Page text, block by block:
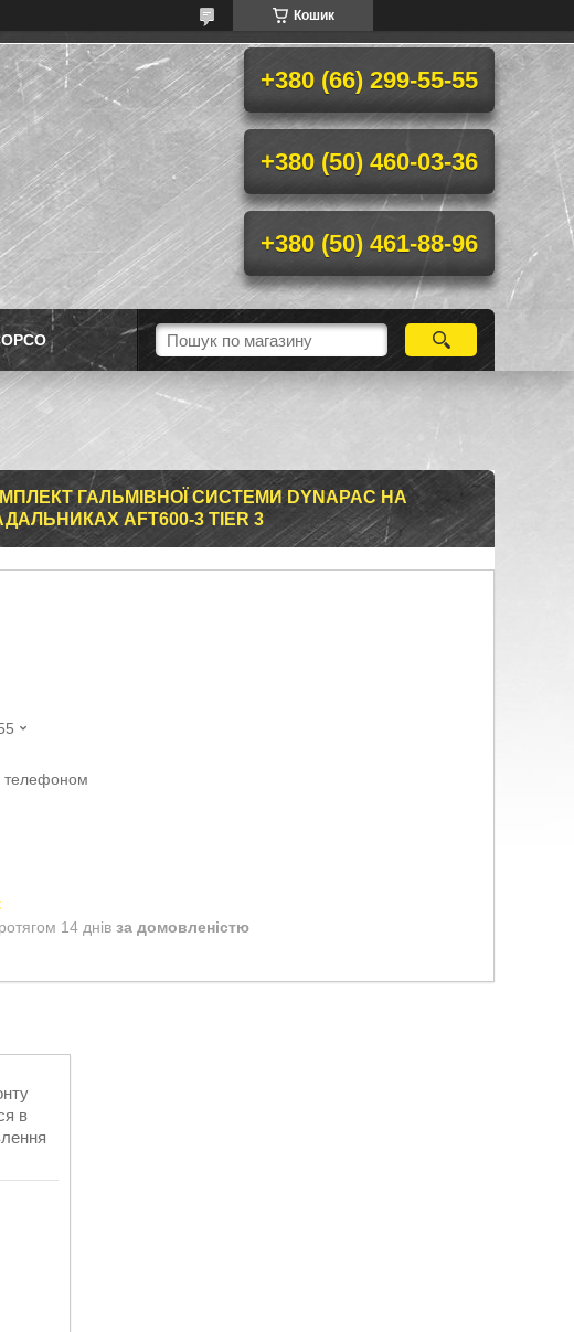
Кошик
+380 (66) 299-55-55
+380 (50) 460-03-36
+380 (50) 461-88-96
ГАЛЬМІВНОЇ СИСТЕМИ DYNAPAC НА
AFT600-3 TIER 3
телефоном
14 днів за домовленістю
в